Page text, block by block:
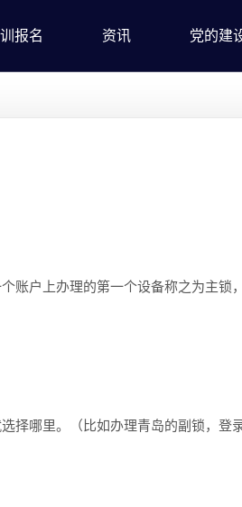
报名 资讯 党的建
户上办理的第一个设备称之为主锁
哪里。（比如办理青岛的副锁，登录